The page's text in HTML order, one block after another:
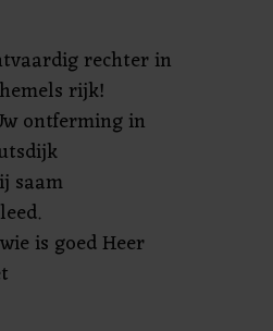
rechter in
rijk!
ontferming in
saam
is goed Heer